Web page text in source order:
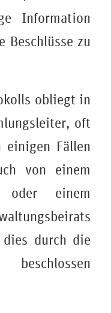
Information
Beschlüsse zu
obliegt in
oft
einigen Fällen
von einem
oder einem
durch die
beschlossen